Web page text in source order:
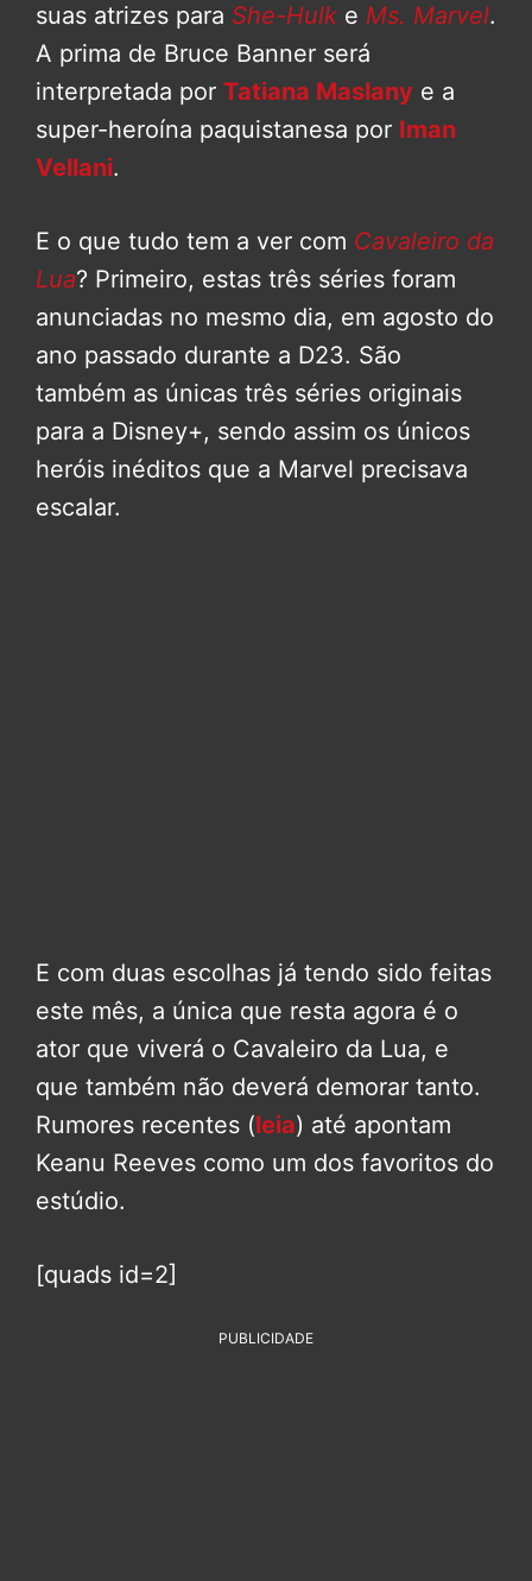
suas atrizes para She-Hulk e Ms. Marvel.
A prima de Bruce Banner será
interpretada por Tatiana Maslany e a
super-heroína paquistanesa por Iman
Vellani.
E o que tudo tem a ver com Cavaleiro da
Lua? Primeiro, estas três séries foram
anunciadas no mesmo dia, em agosto do
ano passado durante a D23. São
também as únicas três séries originais
para a Disney+, sendo assim os únicos
heróis inéditos que a Marvel precisava
escalar.
E com duas escolhas já tendo sido feitas
este mês, a única que resta agora é o
ator que viverá o Cavaleiro da Lua, e
que também não deverá demorar tanto.
Rumores recentes (leia) até apontam
Keanu Reeves como um dos favoritos do
estúdio.
[quads id=2]
PUBLICIDADE